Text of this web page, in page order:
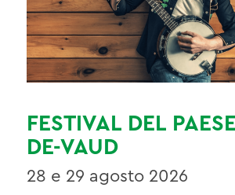
FESTIVAL DEL
DE-VAUD
28 e 29 agosto 2026